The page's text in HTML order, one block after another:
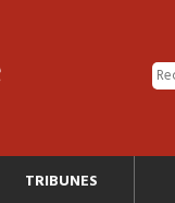
TRIBUNES